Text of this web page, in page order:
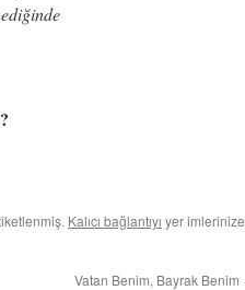
Kalıcı bağlantıyı yer imlerinize
Vatan Benim, Bayrak Benim